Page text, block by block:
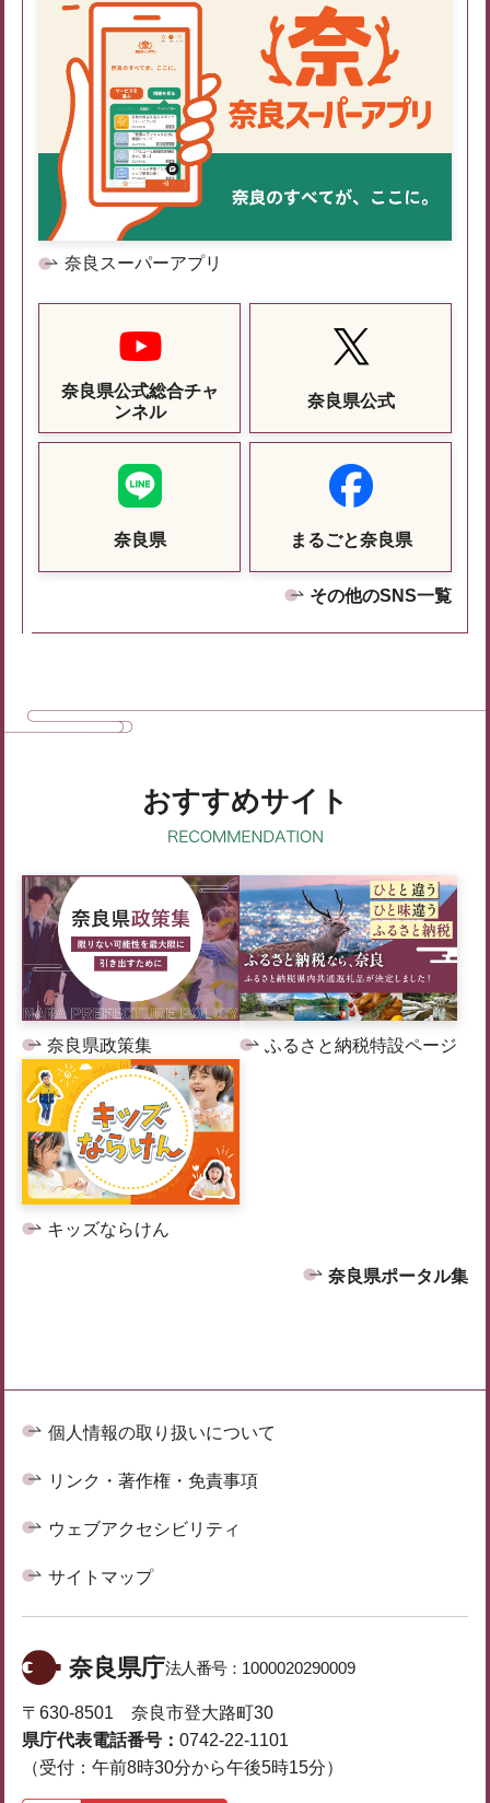
奈良スーパーアプリ
奈良県公式総合チャ
ンネル
奈良県公式
奈良県 まるごと奈良県
その他のSNS一覧
おすすめサイト
奈良県政策集 ふるさと納税特設ページ
キッズならけん
奈良県ポータル集
個人情報の取り扱いについて
リンク・著作権・免責事項
ウェブアクセシビリティ
サイトマップ
奈良県庁法人番号： 1000020290009
〒630-8501 奈良市登大路町30
県庁代表電話番号： 0742-22-1101
（受付：午前8時30分から午後5時15分）